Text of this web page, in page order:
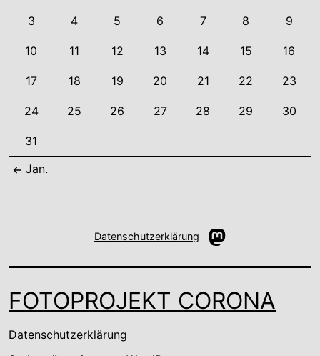
3 4 5 6 7 8 9
10 11 12 13 14 15 16
17 18 19 20 21 22 23
24 25 26 27 28 29 30
31
Jan.
Datenschutzerklärung Mastodon
FOTOPROJEKT CORONA
Datenschutzerklärung